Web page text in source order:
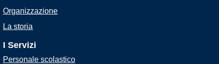
Organizzazione
La storia
I Servizi
Personale scolastico